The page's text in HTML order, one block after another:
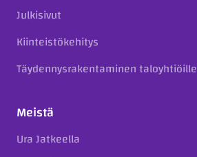
Julkisivut
Kiinteistökehitys
Täydennysrakentaminen taloyhtiöille
Meistä
Ura Jatkeella